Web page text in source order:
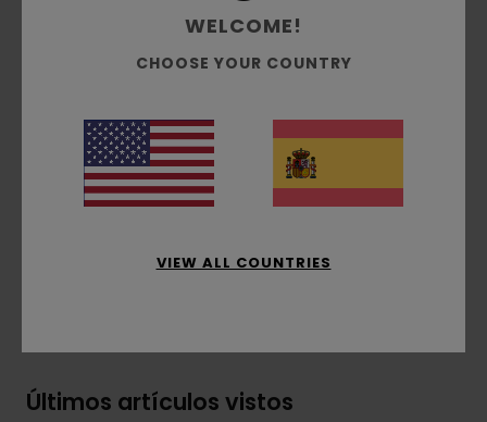
reciclado [350 g/m2]
Interior cepillado
Bordado del logo corporativo en el pecho
Etiqueta lateral
Composición[Tejido principal] 50% algodón
Últimos artículos vistos
WELCOME!
CHOOSE YOUR COUNTRY
VIEW ALL COUNTRIES